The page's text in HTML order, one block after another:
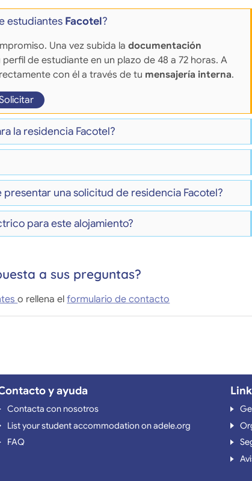
estudiantes Facotel?
Una vez subida la documentación
de estudiante en un plazo de 48 a 72 horas. A
con él a través de tu mensajería interna.
la residencia Facotel?
una solicitud de residencia Facotel?
para este alojamiento?
a sus preguntas?
o rellena elformulario de contacto
y ayuda
Contacta con nosotros
List your student accommodation on adele.org
FAQ